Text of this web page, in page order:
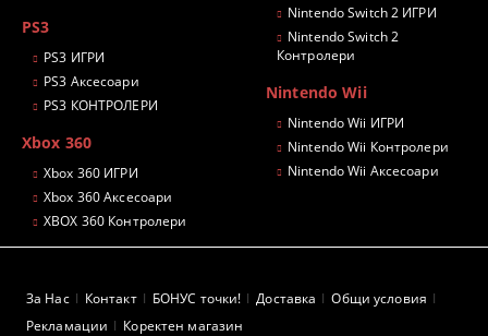
PS3
PS3 ИГРИ
PS3 Аксесоари
PS3 КОНТРОЛЕРИ
Xbox 360
Xbox 360 ИГРИ
Xbox 360 Аксесоари
XBOX 360 Контролери
Nintendo Switch 2 ИГРИ
Nintendo Switch 2
Контролери
Nintendo Wii
Nintendo Wii ИГРИ
Nintendo Wii Контролери
Nintendo Wii Аксесоари
За Нас Контакт БОНУС точки! Доставка
Общи условия
Рекламации
Коректен магазин